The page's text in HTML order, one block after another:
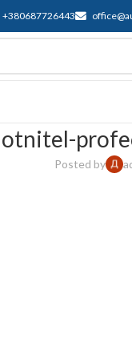
+380687726443
Posted by